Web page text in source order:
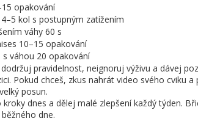
opakování
kol s postupným zatížením
váhy 60 s
10–15 opakování
s váhou 20 opakování
dodržuj pravidelnost, neignoruj výživu a dávej
Pokud chceš, zkus nahrát video svého
posun.
dnes a dělej malé zlepšení každý týden.
dne.